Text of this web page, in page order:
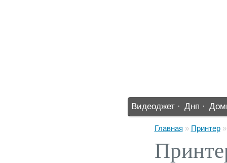
Видеоджет · Днп ·
Главная » Принтер